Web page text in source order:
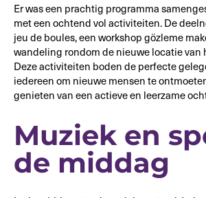
Er was een prachtig programma
met een ochtend vol activiteiten. De
jeu de boules, een workshop gözleme
wandeling rondom de nieuwe locatie van
Deze activiteiten boden de perfecte
iedereen om nieuwe mensen te
genieten van een actieve en leerzame
Muziek en
de middag